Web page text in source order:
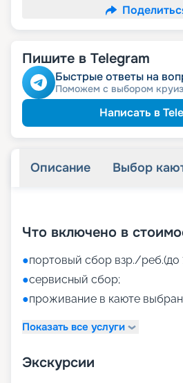
Пишите в Telegram
Быстрые ответы на
Поможем с выбором
Написать в
Описание Выбор
Что включено в
●портовый сбор взр./реб.(до
●сервисный сбор;
●проживание в каюте
Показать все услуги
Экскурсии